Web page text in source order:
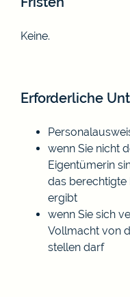
Keine.
Erforderliche
wenn Sie nicht
Eigentümerin
das berechtigte
ergibt
wenn Sie sich
Vollmacht von
stellen darf